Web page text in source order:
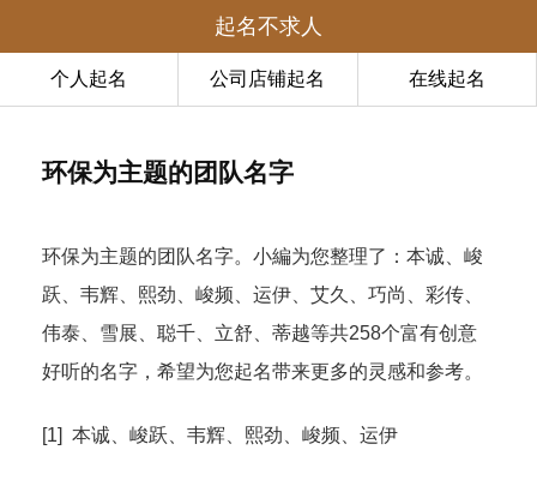
起名不求人
个人起名 公司店铺起名 在线起名
环保为主题的团队名字
环保为主题的团队名字。小編为您整理了：本诚、峻
跃、韦辉、熙劲、峻频、运伊、艾久、巧尚、彩传、
伟泰、雪展、聪千、立舒、蒂越等共258个富有创意
好听的名字，希望为您起名带来更多的灵感和参考。
[1] 本诚、峻跃、韦辉、熙劲、峻频、运伊